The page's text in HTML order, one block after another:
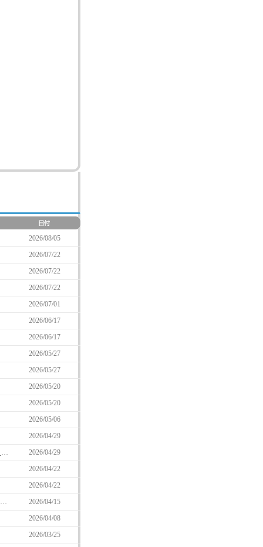
2026/08/05
2026/07/22
2026/07/22
2026/07/22
2026/07/01
2026/06/17
2026/06/17
2026/05/27
2026/05/27
2026/05/20
2026/05/20
2026/05/06
2026/04/29
【修正】「ミレシアンウェルカムパッケージ」リニューアルのお知らせ(7/8 12:20 修正)
2026/04/29
2026/04/22
2026/04/22
【修正】【予告】「ミレシアンWelcome成長パッケージ」、「ミレシアンWelcome出席チェックパッケージ」 リニューアルのお知らせ(4/21 修正)
2026/04/15
2026/04/08
2026/03/25